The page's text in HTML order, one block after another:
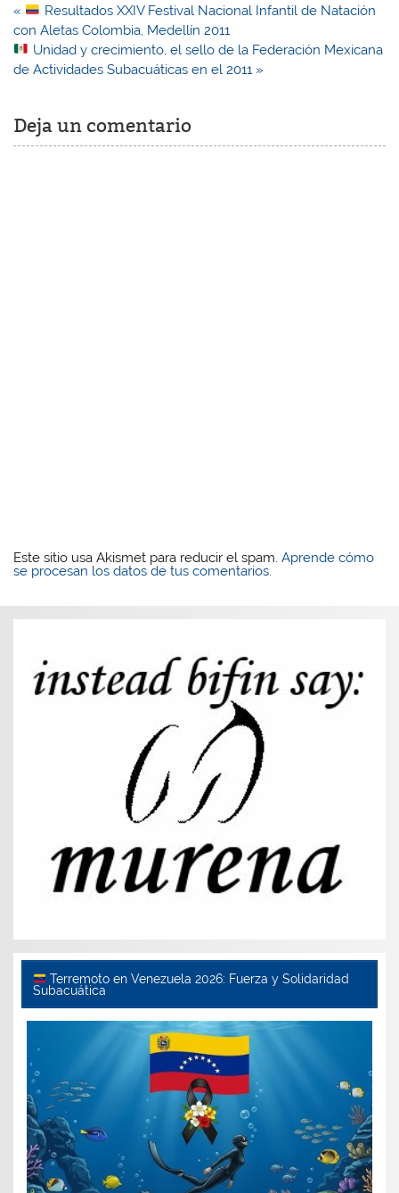
Navegación
de
entradas
«
Resultados XXIV Festival Nacional Infantil de Natación
con Aletas Colombia, Medellín 2011
Unidad y crecimiento, el sello de la Federación Mexicana
de Actividades Subacuáticas en el 2011 »
Deja un comentario
Este sitio usa Akismet para reducir el spam.Aprende cómo
se procesan los datos de tus comentarios.
Terremoto en Venezuela 2026: Fuerza y Solidaridad
Subacuática